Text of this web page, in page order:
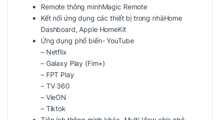
Remote thông minhMagic Remote
Kết nối ứng dụng các thiết bị trong nhàHome
Dashboard, Apple HomeKit
Ứng dụng phổ biến- YouTube
– Netflix
– Galaxy Play (Fim+)
– FPT Play
– TV 360
– VieON
– Tiktok